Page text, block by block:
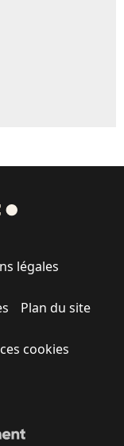
légales
Plan du site
cookies